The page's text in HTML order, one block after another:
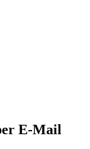
E-Mail